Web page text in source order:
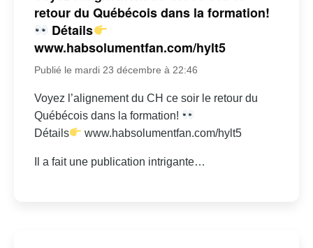
retour du Québécois dans la formation!
Détails
www.habsolumentfan.com/hylt5
Publié le mardi 23 décembre à 22:46
Voyez l’alignement du CH ce soir le retour du
Québécois dans la formation!
Détails
www.habsolumentfan.com/hylt5
Il a fait une publication intrigante…